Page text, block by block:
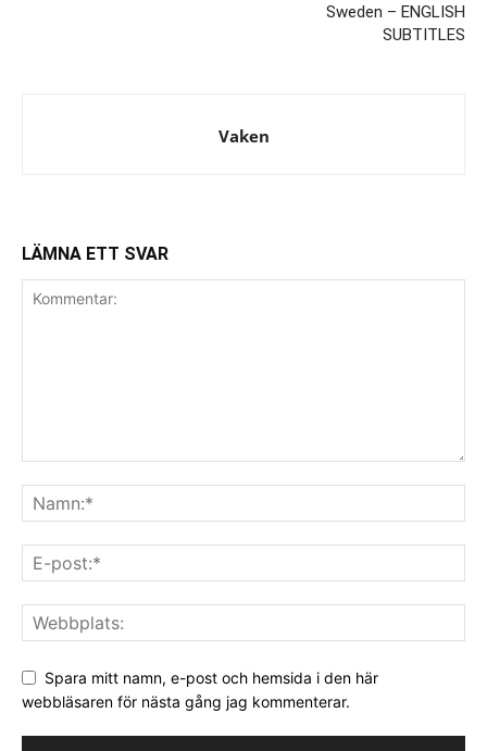
Sweden – ENGLISH
SUBTITLES
Vaken
LÄMNA ETT SVAR
Spara mitt namn, e-post och hemsida i den här
webbläsaren för nästa gång jag kommenterar.